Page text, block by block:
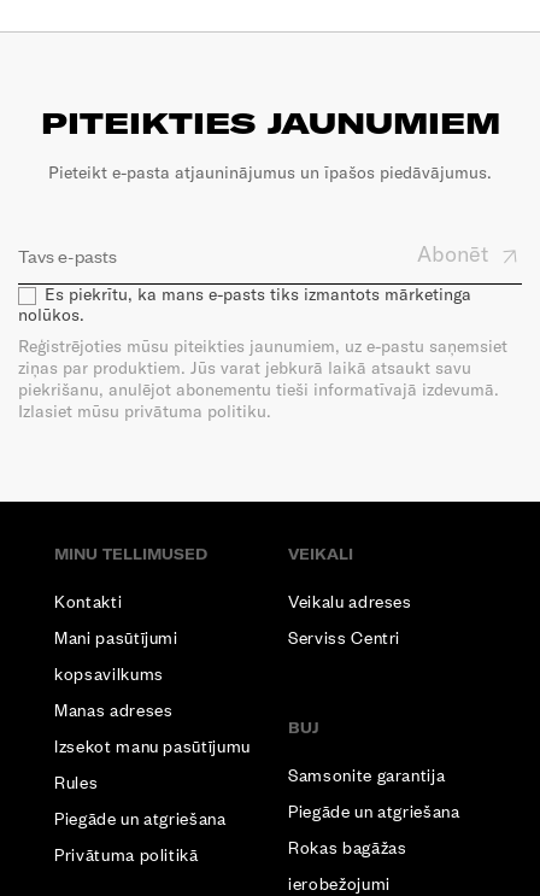
PITEIKTIES JAUNUMIEM
Pieteikt e-pasta atjauninājumus un īpašos piedāvājumus.
Abonēt
Es piekrītu, ka mans e-pasts tiks izmantots mārketinga
nolūkos.
Reģistrējoties mūsu piteikties jaunumiem, uz e-pastu saņemsiet
ziņas par produktiem. Jūs varat jebkurā laikā atsaukt savu
piekrišanu, anulējot abonementu tieši informatīvajā izdevumā.
Izlasiet mūsu privātuma politiku.
MINU TELLIMUSED
Kontakti
Mani pasūtījumi
kopsavilkums
Manas adreses
Izsekot manu pasūtījumu
Rules
Piegāde un atgriešana
Privātuma politikā
VEIKALI
Veikalu adreses
Serviss Centri
BUJ
Samsonite garantija
Piegāde un atgriešana
Rokas bagāžas
ierobežojumi